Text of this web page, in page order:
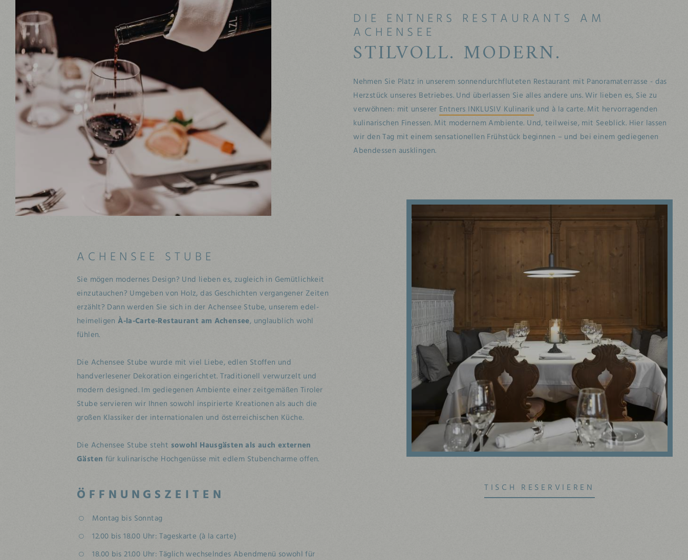
DIE ENTNERS RESTAURANTS AM
ACHENSEE
STILVOLL. MODERN.
Nehmen Sie Platz in unserem sonnendurchfluteten Restaurant mit Panoramaterrasse - das
Herzstück unseres Betriebes. Und überlassen Sie alles andere uns. Wir lieben es, Sie zu
verwöhnen: mit unserer Entners INKLUSIV Kulinarikund à la carte. Mit hervorragenden
kulinarischen Finessen. Mit modernem Ambiente. Und, teilweise, mit Seeblick. Hier lassen
wir den Tag mit einem sensationellen Frühstück beginnen – und bei einem gediegenen
Abendessen ausklingen.
ACHENSEE STUBE
Sie mögen modernes Design? Und lieben es, zugleich in Gemütlichkeit
einzutauchen? Umgeben von Holz, das Geschichten vergangener Zeiten
erzählt? Dann werden Sie sich in der Achensee Stube, unserem edel-
heimeligenÀ-la-Carte-Restaurant am Achensee, unglaublich wohl
fühlen.
Die Achensee Stube wurde mit viel Liebe, edlen Stoffen und
handverlesener Dekoration eingerichtet. Traditionell verwurzelt und
modern designed. Im gediegenen Ambiente einer zeitgemäßen Tiroler
Stube servieren wir Ihnen sowohl inspirierte Kreationen als auch die
großen Klassiker der internationalen und österreichischen Küche.
Die Achensee Stube steht sowohl Hausgästen als auch externen
Gästen für kulinarische Hochgenüsse mit edlem Stubencharme offen.
ÖFFNUNGSZEITEN
Montag bis Sonntag
12.00 bis 18.00 Uhr: Tageskarte (à la carte)
18.00 bis 21.00 Uhr: Täglich wechselndes Abendmenü sowohl für
TISCH RESERVIEREN